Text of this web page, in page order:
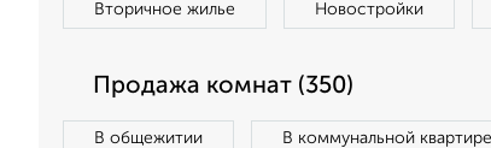
Вторичное жилье Новостройки
Продажа комнат (350)
В общежитии В коммунальной квартире